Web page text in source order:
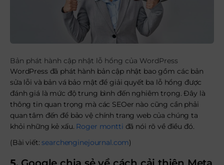
Bản phát hành cập nhật lỗ hổng của WordPress
WordPress đã phát hành bản cập nhật bao gồm các bản
sửa lỗi và bản vá bảo mật để giải quyết ba lỗ hổng được
đánh giá là mức độ trung bình đến nghiêm trọng. Đây là
thông tin quan trọng mà các SEOer nào cũng cần phải
quan tâm đến để bảo vệ chính trang web của chúng ta
khỏi những kẻ xấu. Roger montti đã nói rõ về điều đó.
(Bài viết:searchenginejournal.com)